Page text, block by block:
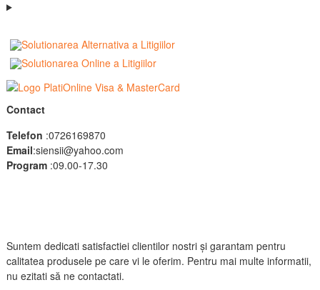
Contact
Telefon :0726169870
Email:siensii@yahoo.com
Program:09.00-17.30
Suntem dedicati satisfactiei clientilor nostri și garantam pentru
calitatea produsele pe care vi le oferim. Pentru mai multe informatii,
nu ezitati să ne contactati.